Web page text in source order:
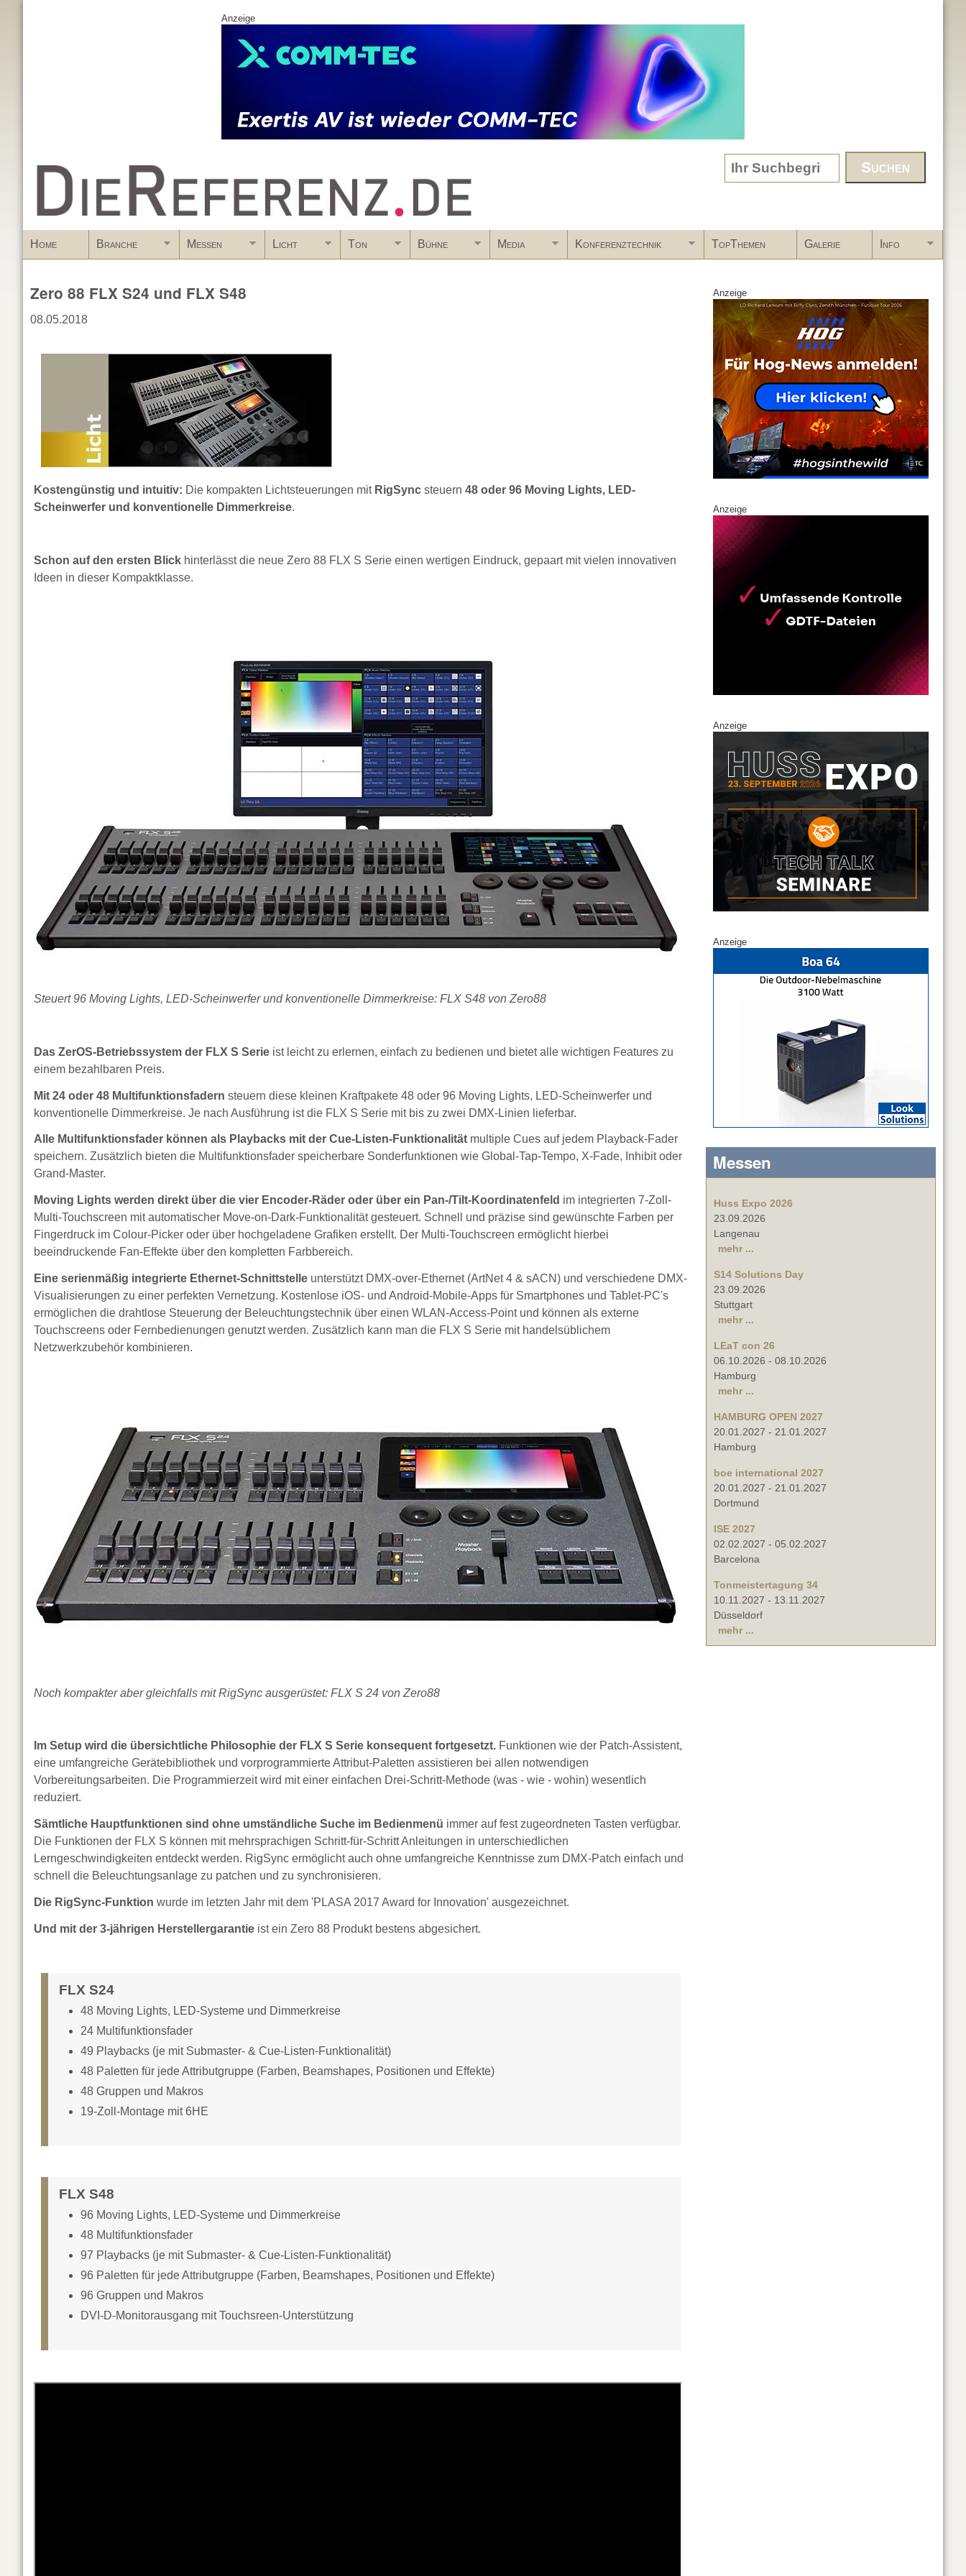
Anzeige
www.DieReferenz.de Search form
Home Branche Messen Licht Ton Bühne Media Konferenztechnik TopThemen Galerie Info
Zero 88 FLX S24 und FLX S48
08.05.2018
Kostengünstig und intuitiv: Die kompakten Lichtsteuerungen mit RigSync steuern 48 oder 96 Moving Lights, LED-
Scheinwerfer und konventionelle Dimmerkreise.
Schon auf den ersten Blick hinterlässt die neue Zero 88 FLX S Serie einen wertigen Eindruck, gepaart mit vielen innovativen
Ideen in dieser Kompaktklasse.
Steuert 96 Moving Lights, LED-Scheinwerfer und konventionelle Dimmerkreise: FLX S48 von Zero88
Das ZerOS-Betriebssystem der FLX S Serie ist leicht zu erlernen, einfach zu bedienen und bietet alle wichtigen Features zu
einem bezahlbaren Preis.
Mit 24 oder 48 Multifunktionsfadern steuern diese kleinen Kraftpakete 48 oder 96 Moving Lights, LED-Scheinwerfer und
konventionelle Dimmerkreise. Je nach Ausführung ist die FLX S Serie mit bis zu zwei DMX-Linien lieferbar.
Alle Multifunktionsfader können als Playbacks mit der Cue-Listen-Funktionalität multiple Cues auf jedem Playback-Fader
speichern. Zusätzlich bieten die Multifunktionsfader speicherbare Sonderfunktionen wie Global-Tap-Tempo, X-Fade, Inhibit oder
Grand-Master.
Moving Lights werden direkt über die vier Encoder-Räder oder über ein Pan-/Tilt-Koordinatenfeld im integrierten 7-Zoll-
Multi-Touchscreen mit automatischer Move-on-Dark-Funktionalität gesteuert. Schnell und präzise sind gewünschte Farben per
Fingerdruck im Colour-Picker oder über hochgeladene Grafiken erstellt. Der Multi-Touchscreen ermöglicht hierbei
beeindruckende Fan-Effekte über den kompletten Farbbereich.
Eine serienmäßig integrierte Ethernet-Schnittstelle unterstützt DMX-over-Ethernet (ArtNet 4 & sACN) und verschiedene DMX-
Visualisierungen zu einer perfekten Vernetzung. Kostenlose iOS- und Android-Mobile-Apps für Smartphones und Tablet-PC's
ermöglichen die drahtlose Steuerung der Beleuchtungstechnik über einen WLAN-Access-Point und können als externe
Touchscreens oder Fernbedienungen genutzt werden. Zusätzlich kann man die FLX S Serie mit handelsüblichem
Netzwerkzubehör kombinieren.
Noch kompakter aber gleichfalls mit RigSync ausgerüstet: FLX S 24 von Zero88
Im Setup wird die übersichtliche Philosophie der FLX S Serie konsequent fortgesetzt. Funktionen wie der Patch-Assistent,
eine umfangreiche Gerätebibliothek und vorprogrammierte Attribut-Paletten assistieren bei allen notwendigen
Vorbereitungsarbeiten. Die Programmierzeit wird mit einer einfachen Drei-Schritt-Methode (was - wie - wohin) wesentlich
reduziert.
Sämtliche Hauptfunktionen sind ohne umständliche Suche im Bedienmenü immer auf fest zugeordneten Tasten verfügbar.
Die Funktionen der FLX S können mit mehrsprachigen Schritt-für-Schritt Anleitungen in unterschiedlichen
Lerngeschwindigkeiten entdeckt werden. RigSync ermöglicht auch ohne umfangreiche Kenntnisse zum DMX-Patch einfach und
schnell die Beleuchtungsanlage zu patchen und zu synchronisieren.
Die RigSync-Funktion wurde im letzten Jahr mit dem 'PLASA 2017 Award for Innovation' ausgezeichnet.
Und mit der 3-jährigen Herstellergarantie ist ein Zero 88 Produkt bestens abgesichert.
FLX S24
48 Moving Lights, LED-Systeme und Dimmerkreise
24 Multifunktionsfader
49 Playbacks (je mit Submaster- & Cue-Listen-Funktionalität)
48 Paletten für jede Attributgruppe (Farben, Beamshapes, Positionen und Effekte)
48 Gruppen und Makros
19-Zoll-Montage mit 6HE
FLX S48
96 Moving Lights, LED-Systeme und Dimmerkreise
48 Multifunktionsfader
97 Playbacks (je mit Submaster- & Cue-Listen-Funktionalität)
96 Paletten für jede Attributgruppe (Farben, Beamshapes, Positionen und Effekte)
96 Gruppen und Makros
DVI-D-Monitorausgang mit Touchsreen-Unterstützung
Anzeige
Anzeige
Anzeige
Anzeige
Messen
Huss Expo 2026
23.09.2026
Langenau
mehr ...
S14 Solutions Day
23.09.2026
Stuttgart
mehr ...
LEaT con 26
06.10.2026 - 08.10.2026
Hamburg
mehr ...
HAMBURG OPEN 2027
20.01.2027 - 21.01.2027
Hamburg
boe international 2027
20.01.2027 - 21.01.2027
Dortmund
ISE 2027
02.02.2027 - 05.02.2027
Barcelona
Tonmeistertagung 34
10.11.2027 - 13.11.2027
Düsseldorf
mehr ...